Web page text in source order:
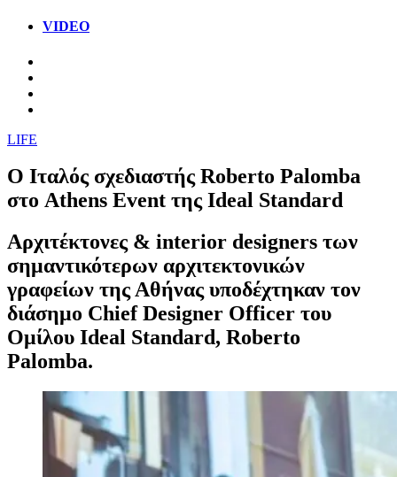
VIDEO
LIFE
O Ιταλός σχεδιαστής Roberto Palomba
στο Athens Εvent της Ideal Standard
Aρχιτέκτονες & interior designers των
σημαντικότερων αρχιτεκτονικών
γραφείων της Αθήνας υποδέχτηκαν τον
διάσημο Chief Designer Officer του
Ομίλου Ideal Standard, Roberto
Palomba.